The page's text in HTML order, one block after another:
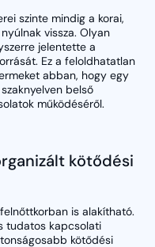
szinte mindig a korai,
vissza. Olyan
jelentette a
Ez a feloldhatatlan
abban, hogy egy
belső
működéséről.
kötődési
is alakítható.
tudatos kapcsolati
kötődési